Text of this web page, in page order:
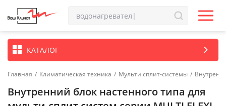
КАТАЛОГ
Главная / Климатическая техника / Мульти сплит-системы /
Внутренний блок настенного типа для